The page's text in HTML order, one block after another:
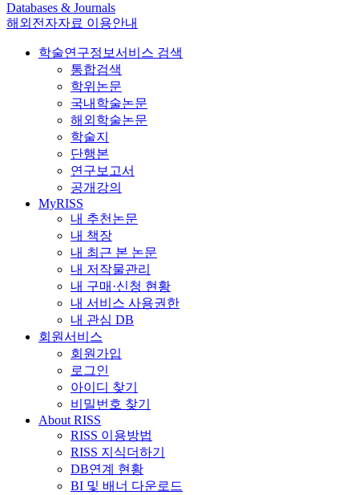
Databases & Journals
해외전자자료 이용안내
학술연구정보서비스 검색
통합검색
학위논문
국내학술논문
해외학술논문
학술지
단행본
연구보고서
공개강의
MyRISS
내 추천논문
내 책장
내 최근 본 논문
내 저작물관리
내 구매·신청 현황
내 서비스 사용권한
내 관심 DB
회원서비스
회원가입
로그인
아이디 찾기
비밀번호 찾기
About RISS
RISS 이용방법
RISS 지식더하기
DB연계 현황
BI 및 배너 다운로드